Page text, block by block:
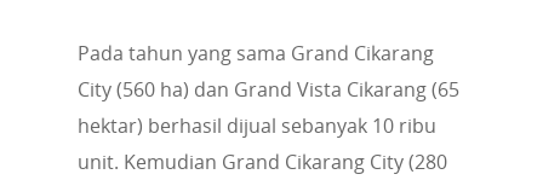
Pada tahun yang sama Grand Cikarang
City (560 ha) dan Grand Vista Cikarang (65
hektar) berhasil dijual sebanyak 10 ribu
unit. Kemudian Grand Cikarang City (280